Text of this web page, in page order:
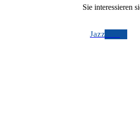
Sie interessieren
Jazztanz